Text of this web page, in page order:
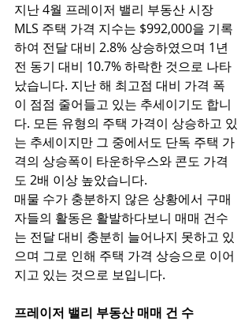
지난 4월 프레이저 밸리 부동산 시장
MLS 주택 가격 지수는 $992,000을 기록
하여 전달 대비 2.8% 상승하였으며 1년
전 동기 대비 10.7% 하락한 것으로 나타
났습니다. 지난 해 최고점 대비 가격 폭
이 점점 줄어들고 있는 추세이기도 합니
다. 모든 유형의 주택 가격이 상승하고 있
는 추세이지만 그 중에서도 단독 주택 가
격의 상승폭이 타운하우스와 콘도 가격
도 2배 이상 높았습니다.
매물 수가 충분하지 않은 상황에서 구매
자들의 활동은 활발하다보니 매매 건수
는 전달 대비 충분히 늘어나지 못하고 있
으며 그로 인해 주택 가격 상승으로 이어
지고 있는 것으로 보입니다.
프레이저 밸리 부동산 매매 건 수